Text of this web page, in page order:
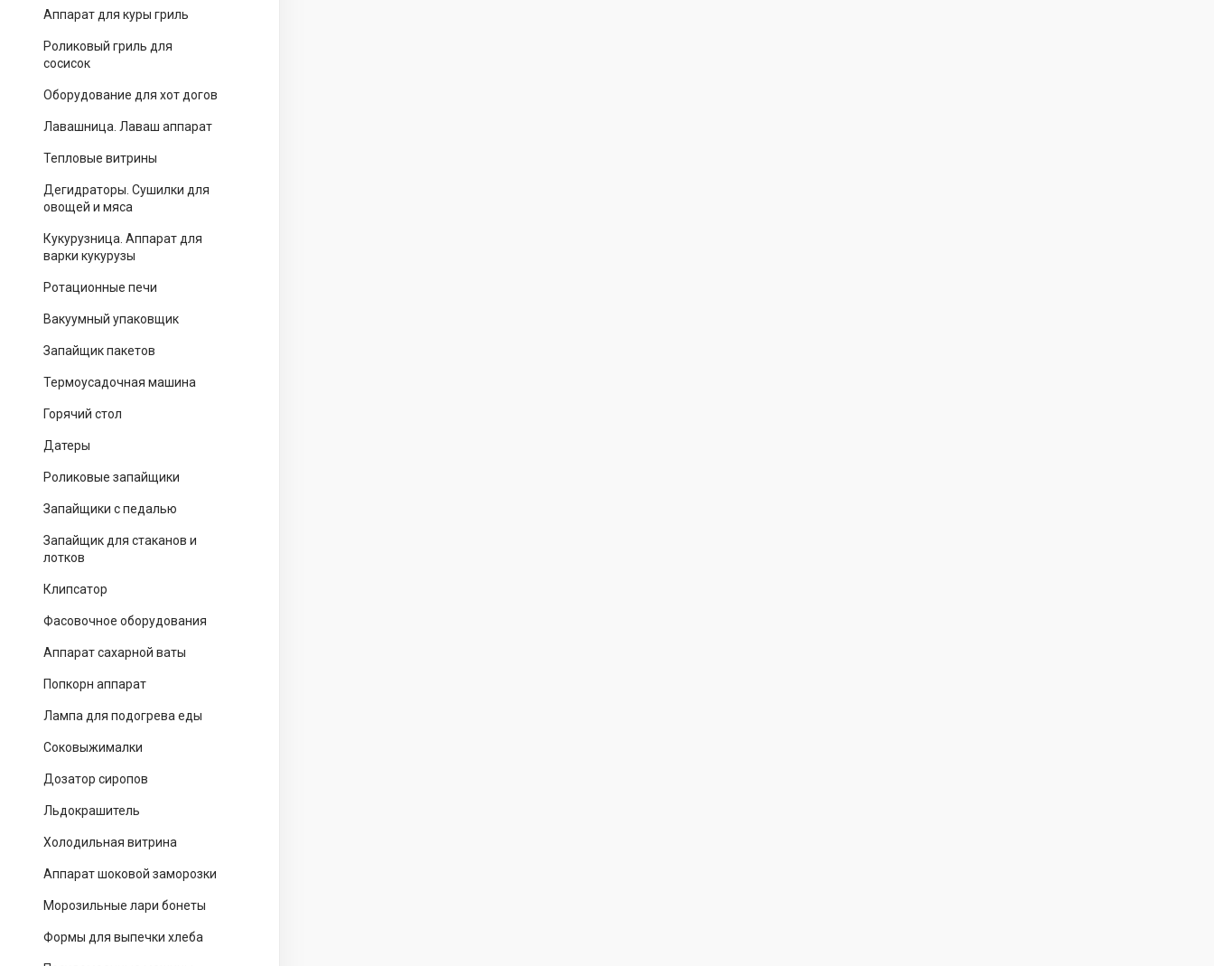
Аппарат для куры гриль
Роликовый гриль для
сосисок
Оборудование для хот догов
Лавашница. Лаваш аппарат
Тепловые витрины
Дегидраторы. Сушилки для
овощей и мяса
Кукурузница. Аппарат для
варки кукурузы
Ротационные печи
Вакуумный упаковщик
Запайщик пакетов
Термоусадочная машина
Горячий стол
Датеры
Роликовые запайщики
Запайщики с педалью
Запайщик для стаканов и
лотков
Клипсатор
Фасовочное оборудования
Аппарат сахарной ваты
Попкорн аппарат
Лампа для подогрева еды
Соковыжималки
Дозатор сиропов
Льдокрашитель
Холодильная витрина
Аппарат шоковой заморозки
Морозильные лари бонеты
Формы для выпечки хлеба